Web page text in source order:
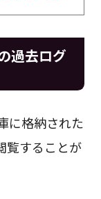
過去ログ
に格納された
覧することが